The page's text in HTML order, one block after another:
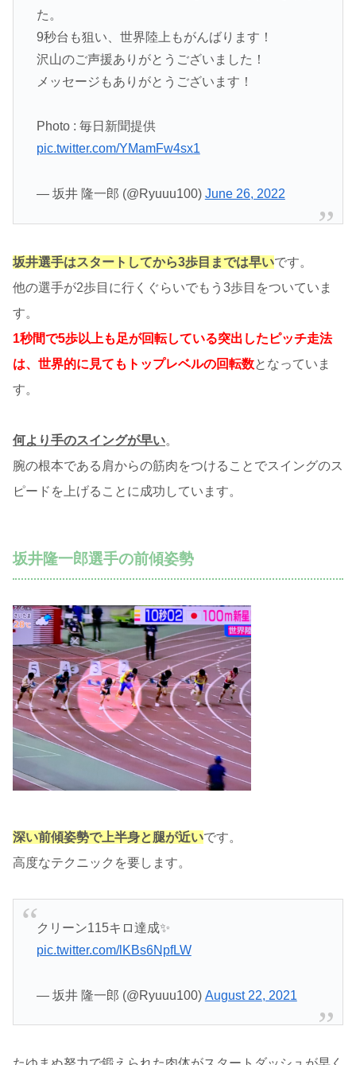
た。
9秒台も狙い、世界陸上もがんばります！
沢山のご声援ありがとうございました！
メッセージもありがとうございます！
Photo : 毎日新聞提供
pic.twitter.com/YMamFw4sx1
— 坂井 隆一郎 (@Ryuuu100) June 26, 2022
坂井選手はスタートしてから3歩目までは早いです。
他の選手が2歩目に行くぐらいでもう3歩目をついていま
す。
1秒間で5歩以上も足が回転している突出したピッチ走法
は、世界的に見てもトップレベルの回転数となっていま
す。
何より手のスイングが早い。
腕の根本である肩からの筋肉をつけることでスイングのス
ピードを上げることに成功しています。
坂井隆一郎選手の前傾姿勢
深い前傾姿勢で上半身と腿が近いです。
高度なテクニックを要します。
クリーン115キロ達成✨
pic.twitter.com/lKBs6NpfLW
— 坂井 隆一郎 (@Ryuuu100) August 22, 2021